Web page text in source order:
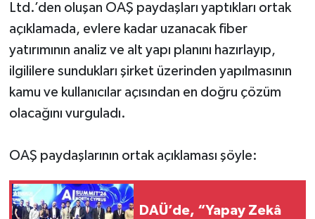
Ltd.’den oluşan OAŞ paydaşları yaptıkları ortak
açıklamada, evlere kadar uzanacak fiber
yatırımının analiz ve alt yapı planını hazırlayıp,
ilgililere sundukları şirket üzerinden yapılmasının
kamu ve kullanıcılar açısından en doğru çözüm
olacağını vurguladı.
OAŞ paydaşlarının ortak açıklaması şöyle:
DAÜ’de, “Yapay Zekâ